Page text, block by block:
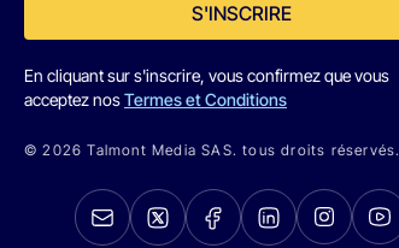
S'INSCRIRE
En cliquant sur s'inscrire, vous confirmez que vous
acceptez nosTermes et Conditions
© 2026 Talmont Media SAS. tous droits réservés.